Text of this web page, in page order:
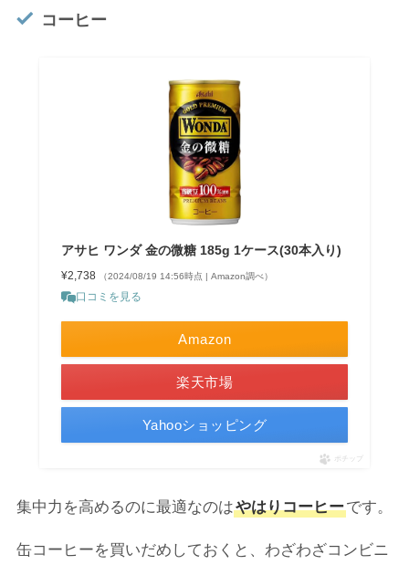
コーヒー
アサヒ ワンダ 金の微糖 185g 1ケース(30本入り)
¥2,738 （2024/08/19 14:56時点 | Amazon調べ）
口コミを見る
Amazon
楽天市場
Yahooショッピング
ポチップ
集中力を高めるのに最適なのはやはりコーヒーです。
缶コーヒーを買いだめしておくと、わざわざコンビニ